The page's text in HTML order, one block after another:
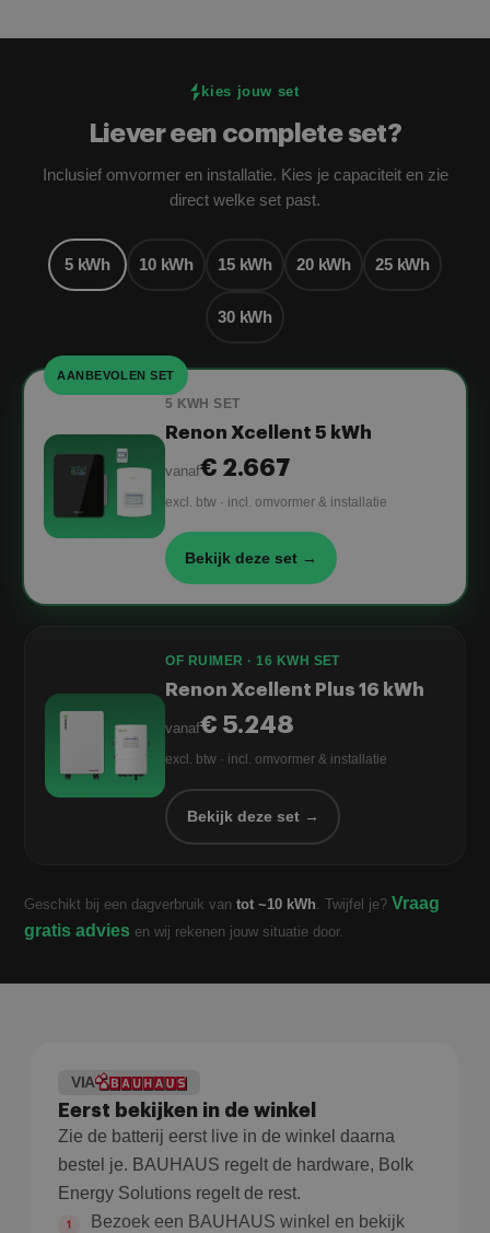
kies jouw set
Liever een complete set?
Inclusief omvormer en installatie. Kies je capaciteit en zie
direct welke set past.
5 kWh 10 kWh 15 kWh 20 kWh 25 kWh
30 kWh
AANBEVOLEN SET
5 KWH SET
Renon Xcellent 5 kWh
vanaf€ 2.667
excl. btw · incl. omvormer & installatie
Bekijk deze set →
OF RUIMER · 16 KWH SET
Renon Xcellent Plus 16 kWh
vanaf€ 5.248
excl. btw · incl. omvormer & installatie
Bekijk deze set →
Geschikt bij een dagverbruik vantot ~10 kWh . Twijfel je? Vraag
gratis advies en wij rekenen jouw situatie door.
VIA
Eerst bekijken in de winkel
Zie de batterij eerst live in de winkel daarna
bestel je. BAUHAUS regelt de hardware, Bolk
Energy Solutions regelt de rest.
Bezoek een BAUHAUS winkel en bekijk